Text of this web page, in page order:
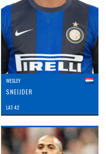
WESLEY
SNEIJDER
LAT: 42